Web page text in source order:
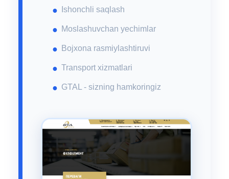
Ishonchli saqlash
Moslashuvchan yechimlar
Bojxona rasmiylashtiruvi
Transport xizmatlari
GTAL - sizning hamkoringiz